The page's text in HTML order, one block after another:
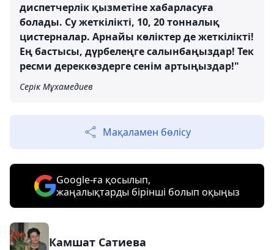
диспетчерлік қызметіне хабарласуға
болады. Су жеткілікті, 10, 20 тонналық
цистерналар. Арнайы көліктер де жеткілікті!
Ең бастысы, дүрбелеңге салынбаңыздар! Тек
ресми дереккөздерге сенім артыңыздар!"
Серік Мұхамедиев
Мақаламен бөлісу
Google-ға қосылып,
жаңалықтарды бірінші болып оқыңыз
Камшат Сатиева